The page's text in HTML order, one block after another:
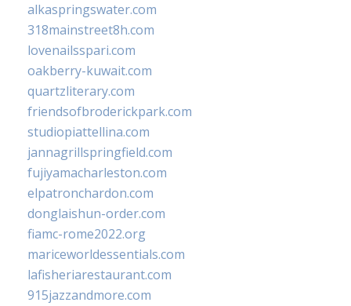
alkaspringswater.com
318mainstreet8h.com
lovenailsspari.com
oakberry-kuwait.com
quartzliterary.com
friendsofbroderickpark.com
studiopiattellina.com
jannagrillspringfield.com
fujiyamacharleston.com
elpatronchardon.com
donglaishun-order.com
fiamc-rome2022.org
mariceworldessentials.com
lafisheriarestaurant.com
915jazzandmore.com